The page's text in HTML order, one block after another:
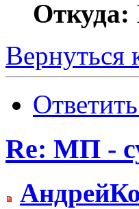
Откуда:
Вернуться
Re: МП -
АндрейКо